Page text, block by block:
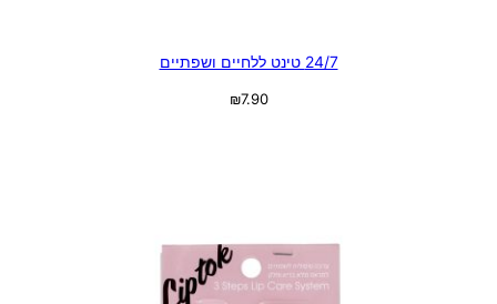
24/7 טינט ללחיים ושפתיים
₪7.90